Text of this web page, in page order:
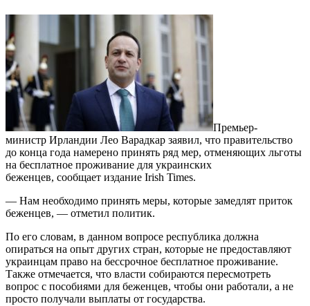
Премьер-
министр Ирландии Лео Варадкар заявил, что правительство
до конца года намерено принять ряд мер, отменяющих льготы
на бесплатное проживание для украинских
беженцев, сообщает издание Irish Times.
— Нам необходимо принять меры, которые замедлят приток
беженцев, — отметил политик.
По его словам, в данном вопросе республика должна
опираться на опыт других стран, которые не предоставляют
украинцам право на бессрочное бесплатное проживание.
Также отмечается, что власти собираются пересмотреть
вопрос с пособиями для беженцев, чтобы они работали, а не
просто получали выплаты от государства.